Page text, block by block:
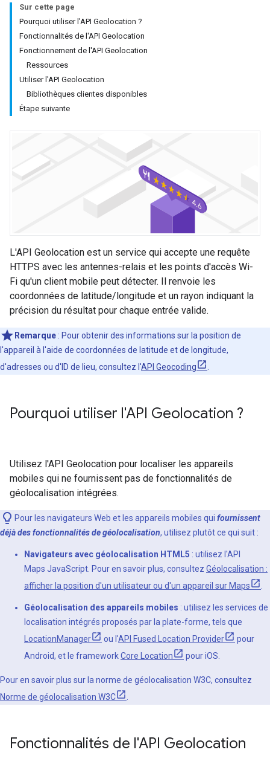
Sur cette page
Pourquoi utiliser l'API Geolocation ?
Fonctionnalités de l'API Geolocation
Fonctionnement de l'API Geolocation
Ressources
Utiliser l'API Geolocation
Bibliothèques clientes disponibles
Étape suivante
L'API Geolocation est un service qui accepte une requête
HTTPS avec les antennes-relais et les points d'accès Wi-
Fi qu'un client mobile peut détecter. Il renvoie les
coordonnées de latitude/longitude et un rayon indiquant la
précision du résultat pour chaque entrée valide.
Remarque : Pour obtenir des informations sur la position de
l'appareil à l'aide de coordonnées de latitude et de longitude,
d'adresses ou d'ID de lieu, consultez l'API Geocoding .
Pourquoi utiliser l'API Geolocation ?
Utilisez l'API Geolocation pour localiser les appareils
mobiles qui ne fournissent pas de fonctionnalités de
géolocalisation intégrées.
Pour les navigateurs Web et les appareils mobiles qui fournissent
déjà des fonctionnalités de géolocalisation, utilisez plutôt ce qui suit :
Navigateurs avec géolocalisation HTML5 : utilisez l'API
Maps JavaScript. Pour en savoir plus, consultez Géolocalisation :
afficher la position d'un utilisateur ou d'un appareil sur Maps
.
Géolocalisation des appareils mobiles : utilisez les services de
localisation intégrés proposés par la plate-forme, tels que
LocationManager
ou l'API Fused Location Provider
pour
Android, et le frameworkCore Location pour iOS.
Pour en savoir plus sur la norme de géolocalisation W3C, consultez
Norme de géolocalisation W3C
.
Fonctionnalités de l'API Geolocation